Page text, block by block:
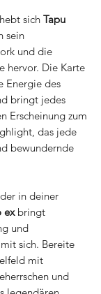
sich Tapu
sein
und die
hervor. Die Karte
Energie des
bringt jedes
Erscheinung zum
das jede
bewundernde
in deiner
exbringt
und
sich. Bereite
mit
und